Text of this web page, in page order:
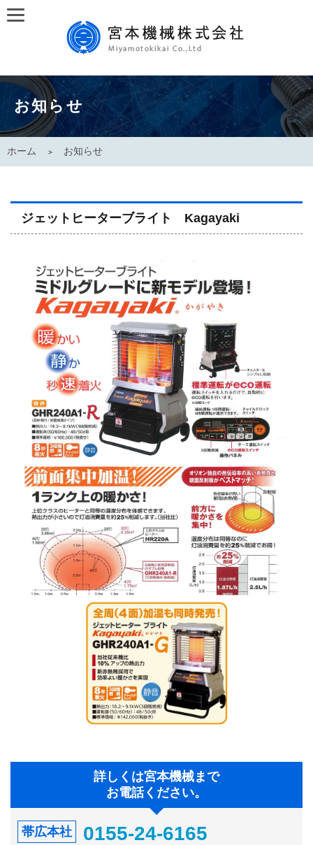
お知らせ
ホーム お知らせ
ジェットヒーターブライト Kagayaki
詳しくは宮本機械まで
お電話ください。
帯広本社 0155-24-6165